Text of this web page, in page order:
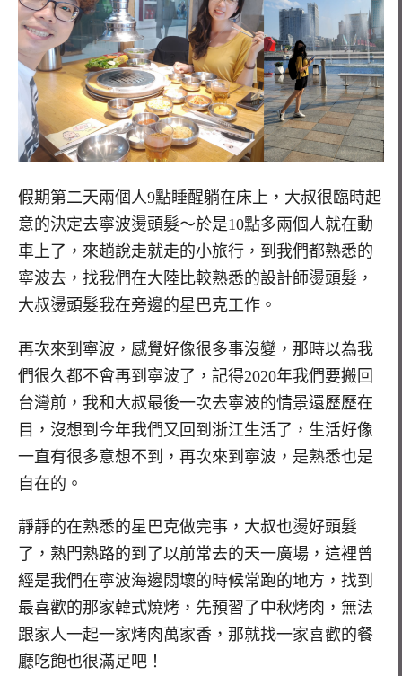
假期第二天兩個人9點睡醒躺在床上，大叔很臨時起
意的決定去寧波燙頭髮～於是10點多兩個人就在動
車上了，來趟說走就走的小旅行，到我們都熟悉的
寧波去，找我們在大陸比較熟悉的設計師燙頭髮，
大叔燙頭髮我在旁邊的星巴克工作。
再次來到寧波，感覺好像很多事沒變，那時以為我
們很久都不會再到寧波了，記得2020年我們要搬回
台灣前，我和大叔最後一次去寧波的情景還歷歷在
目，沒想到今年我們又回到浙江生活了，生活好像
一直有很多意想不到，再次來到寧波，是熟悉也是
自在的。
靜靜的在熟悉的星巴克做完事，大叔也燙好頭髮
了，熟門熟路的到了以前常去的天一廣場，這裡曾
經是我們在寧波海邊悶壞的時候常跑的地方，找到
最喜歡的那家韓式燒烤，先預習了中秋烤肉，無法
跟家人一起一家烤肉萬家香，那就找一家喜歡的餐
廳吃飽也很滿足吧！